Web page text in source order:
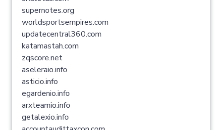
supernotes.org
worldsportsempires.com
updatecentral360.com
katamastah.com
zqscore.net
aseleraio.info
asticio.info
egardenio.info
arxteamio.info
getalexio.info